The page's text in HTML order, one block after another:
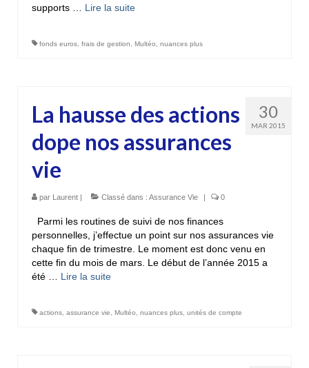
supports … Lire la suite­­
fonds euros frais de gestion Multéo nuances plus
30
MAR 2015
La hausse des actions
dope nos assurances
vie
par Laurent | Classé dans : Assurance Vie | 0
Parmi les routines de suivi de nos finances
personnelles, j’effectue un point sur nos assurances vie
chaque fin de trimestre. Le moment est donc venu en
cette fin du mois de mars. Le début de l’année 2015 a
été … Lire la suite­­
actions assurance vie Multéo nuances plus unités de compte